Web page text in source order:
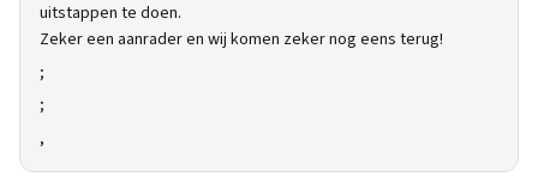
uitstappen te doen.
Zeker een aanrader en wij komen zeker nog eens terug!
;
;
,